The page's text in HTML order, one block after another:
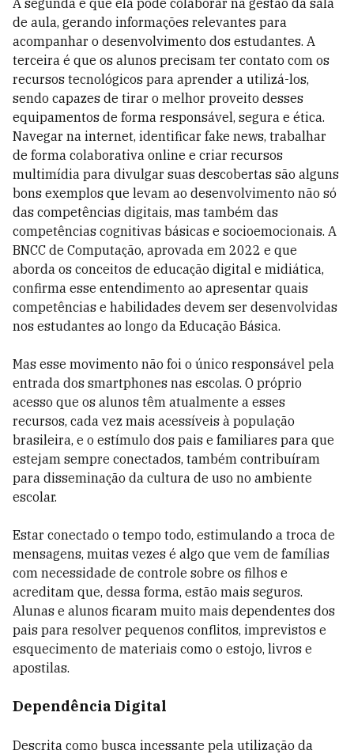
A segunda é que ela pode colaborar na gestão da sala
de aula, gerando informações relevantes para
acompanhar o desenvolvimento dos estudantes. A
terceira é que os alunos precisam ter contato com os
recursos tecnológicos para aprender a utilizá-los,
sendo capazes de tirar o melhor proveito desses
equipamentos de forma responsável, segura e ética.
Navegar na internet, identificar fake news, trabalhar
de forma colaborativa online e criar recursos
multimídia para divulgar suas descobertas são alguns
bons exemplos que levam ao desenvolvimento não só
das competências digitais, mas também das
competências cognitivas básicas e socioemocionais. A
BNCC de Computação, aprovada em 2022 e que
aborda os conceitos de educação digital e midiática,
confirma esse entendimento ao apresentar quais
competências e habilidades devem ser desenvolvidas
nos estudantes ao longo da Educação Básica.
Mas esse movimento não foi o único responsável pela
entrada dos smartphones nas escolas. O próprio
acesso que os alunos têm atualmente a esses
recursos, cada vez mais acessíveis à população
brasileira, e o estímulo dos pais e familiares para que
estejam sempre conectados, também contribuíram
para disseminação da cultura de uso no ambiente
escolar.
Estar conectado o tempo todo, estimulando a troca de
mensagens, muitas vezes é algo que vem de famílias
com necessidade de controle sobre os filhos e
acreditam que, dessa forma, estão mais seguros.
Alunas e alunos ficaram muito mais dependentes dos
pais para resolver pequenos conflitos, imprevistos e
esquecimento de materiais como o estojo, livros e
apostilas.
Dependência Digital
Descrita como busca incessante pela utilização da